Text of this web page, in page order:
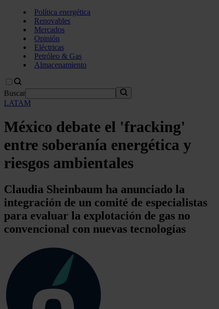
Política energética
Renovables
Mercados
Opinión
Eléctricas
Petróleo & Gas
Almacenamiento
Buscar
LATAM
México debate el 'fracking'
entre soberanía energética y
riesgos ambientales
Claudia Sheinbaum ha anunciado la
integración de un comité de especialistas
para evaluar la explotación de gas no
convencional con nuevas tecnologías